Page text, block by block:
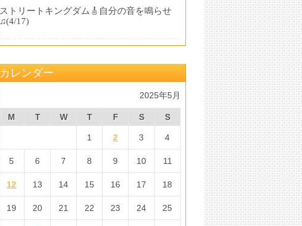
ストリートキングダム🎸自分の音を鳴らせ
♫(4/17)
カレンダー
2025年5月
M T W T F S S
1 2 3 4
5 6 7 8 9 10 11
12 13 14 15 16 17 18
19 20 21 22 23 24 25